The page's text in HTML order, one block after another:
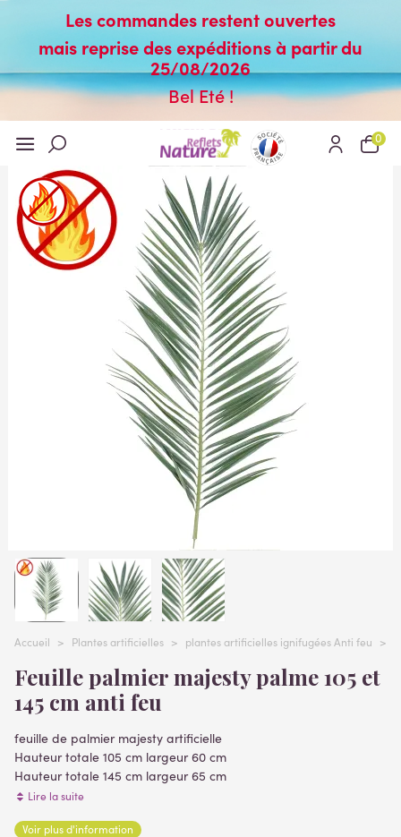
Les commandes restent ouvertes
mais reprise des expéditions à partir du
25/08/2026
Bel Eté !
0
Accueil > Plantes artificielles > plantes artificielles ignifugées Anti feu >
Feuille palmier majesty palme 105 et
145 cm anti feu
feuille de palmier majesty artificielle
Hauteur totale 105 cm largeur 60 cm
Hauteur totale 145 cm largeur 65 cm
Lire la suite
Voir plus d'information